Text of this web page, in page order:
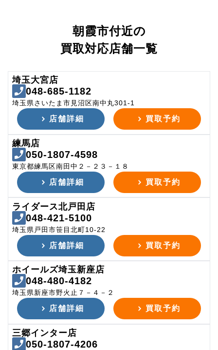
朝霞市付近の
買取対応店舗一覧
埼玉大宮店
048-685-1182
埼玉県さいたま市見沼区南中丸301-1
店舗詳細 買取予約
練馬店
050-1807-4598
東京都練馬区南田中２－２３－１８
店舗詳細 買取予約
ライダース北戸田店
048-421-5100
埼玉県戸田市笹目北町10-22
店舗詳細 買取予約
ホイールズ埼玉新座店
048-480-4182
埼玉県新座市野火止７－４－２
店舗詳細 買取予約
三郷インター店
050-1807-4206